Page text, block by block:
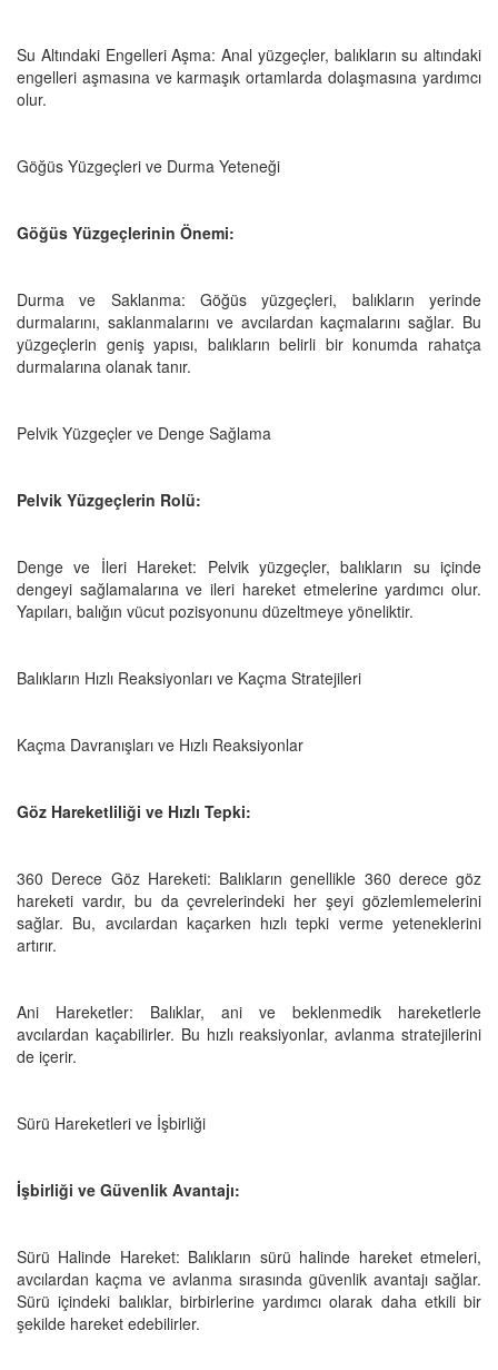
Su Altındaki Engelleri Aşma: Anal yüzgeçler, balıkların su altındaki
engelleri aşmasına ve karmaşık ortamlarda dolaşmasına yardımcı
olur.
Göğüs Yüzgeçleri ve Durma Yeteneği
Göğüs Yüzgeçlerinin Önemi:
Durma ve Saklanma: Göğüs yüzgeçleri, balıkların yerinde
durmalarını, saklanmalarını ve avcılardan kaçmalarını sağlar. Bu
yüzgeçlerin geniş yapısı, balıkların belirli bir konumda rahatça
durmalarına olanak tanır.
Pelvik Yüzgeçler ve Denge Sağlama
Pelvik Yüzgeçlerin Rolü:
Denge ve İleri Hareket: Pelvik yüzgeçler, balıkların su içinde
dengeyi sağlamalarına ve ileri hareket etmelerine yardımcı olur.
Yapıları, balığın vücut pozisyonunu düzeltmeye yöneliktir.
Balıkların Hızlı Reaksiyonları ve Kaçma Stratejileri
Kaçma Davranışları ve Hızlı Reaksiyonlar
Göz Hareketliliği ve Hızlı Tepki:
360 Derece Göz Hareketi: Balıkların genellikle 360 derece göz
hareketi vardır, bu da çevrelerindeki her şeyi gözlemlemelerini
sağlar. Bu, avcılardan kaçarken hızlı tepki verme yeteneklerini
artırır.
Ani Hareketler: Balıklar, ani ve beklenmedik hareketlerle
avcılardan kaçabilirler. Bu hızlı reaksiyonlar, avlanma stratejilerini
de içerir.
Sürü Hareketleri ve İşbirliği
İşbirliği ve Güvenlik Avantajı:
Sürü Halinde Hareket: Balıkların sürü halinde hareket etmeleri,
avcılardan kaçma ve avlanma sırasında güvenlik avantajı sağlar.
Sürü içindeki balıklar, birbirlerine yardımcı olarak daha etkili bir
şekilde hareket edebilirler.